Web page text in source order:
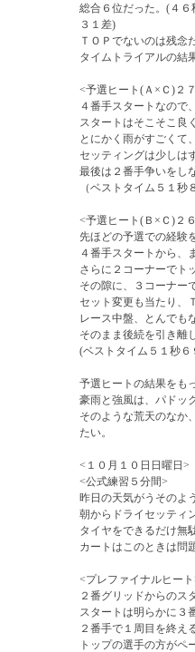
総合６位だった。(４
３１差)
ＴＯＰでないのは残念
タイムトライアルの結
<予選ヒート(Ａ×Ｃ)２
４番手スタートなので
スタートはそこそこ良
とにかく雨がすごくて
セッティングは少しは
最後は２番手争いをし
（ベストタイム５１
<予選ヒート(Ｂ×Ｃ)２
先ほどの予選での経験
４番手スタートから、
さらに２コーナーでト
その隙に、３コーナー
セット変更も当たり、
レース中盤、とんでも
そのまま後続を引き離
(ベストタイム５１秒
予選ヒートの結果をも
豪雨と強風は、パドッ
そのような荒天のなか
たい。
<１０月１０日日曜日>
<公式練習５分間>
昨日の天気がうそのよ
朝からドライセッティ
タイヤをできるだけ無
カートはこのときは問
<プレファイナルヒー
２番グリッドからのス
スタートは明らかに３
２番手で１周目を終える
トップの選手の方がペ